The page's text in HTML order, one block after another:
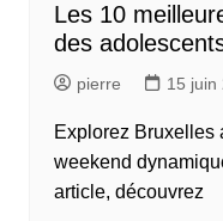
Les 10
des
pierre 15 juin
Explorez Bruxelles
weekend
article, découvrez